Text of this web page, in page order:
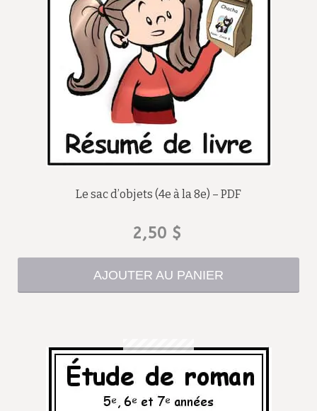
Le sac d’objets (4e à la 8e) – PDF
2,50 $
AJOUTER AU PANIER